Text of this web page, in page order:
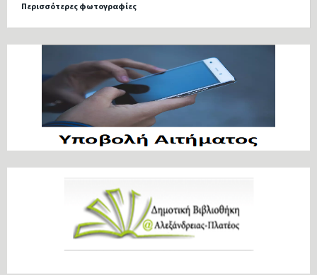
Περισσότερες φωτογραφίες